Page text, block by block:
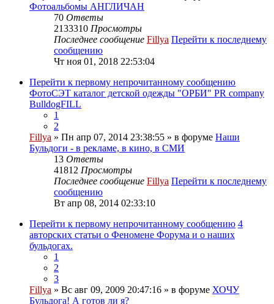
Фотоальбомы АНГЛИЧАН
70 Ответы
2133310 Просмотры
Последнее сообщение Fillya Перейти к последнему
сообщению
Чт ноя 01, 2018 22:53:04
Перейти к первому непрочитанному сообщению
ФотоСЭТ каталог детской одежды "ОРБИ" PR company
BulldogFILL
1
2
Fillya » Пн апр 07, 2014 23:38:55 » в форуме Наши
Бульдоги - в рекламе, в кино, в СМИ
13 Ответы
41812 Просмотры
Последнее сообщение Fillya Перейти к последнему
сообщению
Вт апр 08, 2014 02:33:10
Перейти к первому непрочитанному сообщению 4
авторских статьи о Феномене Форума и о наших
бульдогах.
1
2
3
Fillya » Вс авг 09, 2009 20:47:16 » в форуме ХОЧУ
Бульдога! А готов ли я?